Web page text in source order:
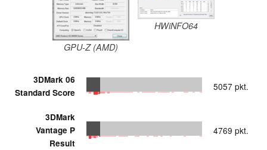
GPU-Z (AMD)
HWiNFO64
3DMark 06
Standard Score
5057 pkt.
3DMark
Vantage P
Result
4769 pkt.